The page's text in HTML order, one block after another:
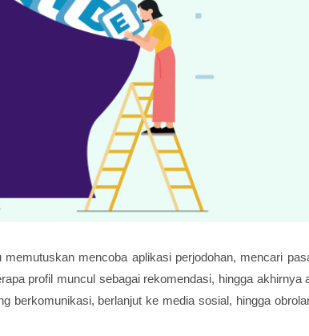
mencoba aplikasi perjodohan, mencari
profil muncul sebagai rekomendasi, hingga akhirnya
berkomunikasi, berlanjut ke media sosial, hingga